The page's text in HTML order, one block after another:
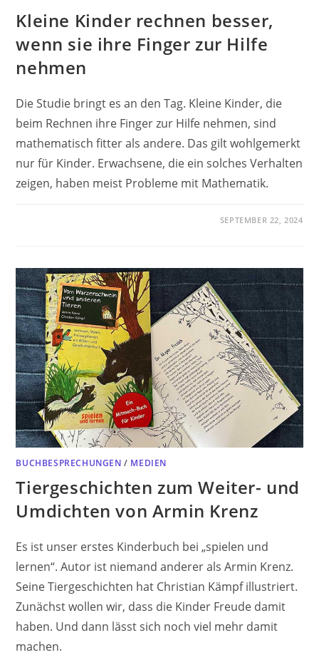
Kleine Kinder rechnen besser,
wenn sie ihre Finger zur Hilfe
nehmen
Die Studie bringt es an den Tag. Kleine Kinder, die
beim Rechnen ihre Finger zur Hilfe nehmen, sind
mathematisch fitter als andere. Das gilt wohlgemerkt
nur für Kinder. Erwachsene, die ein solches Verhalten
zeigen, haben meist Probleme mit Mathematik.
SEPTEMBER 22, 2024
BUCHBESPRECHUNGEN / MEDIEN
Tiergeschichten zum Weiter- und
Umdichten von Armin Krenz
Es ist unser erstes Kinderbuch bei „spielen und
lernen“. Autor ist niemand anderer als Armin Krenz.
Seine Tiergeschichten hat Christian Kämpf illustriert.
Zunächst wollen wir, dass die Kinder Freude damit
haben. Und dann lässt sich noch viel mehr damit
machen.